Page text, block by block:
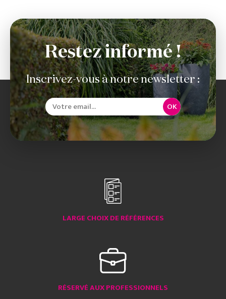
Restez informé !
Inscrivez-vous à notre newsletter :
OK
LARGE CHOIX DE RÉFÉRENCES
RÉSERVÉ AUX PROFESSIONNELS